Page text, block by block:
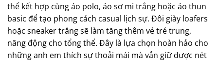
thể kết hợp cùng áo polo, áo sơ mi trắng hoặc áo thun
basic để tạo phong cách casual lịch sự. Đôi giày loafers
hoặc sneaker trắng sẽ làm tăng thêm vẻ trẻ trung,
năng động cho tổng thể. Đây là lựa chọn hoàn hảo cho
những anh em thích sự thoải mái mà vẫn giữ được nét